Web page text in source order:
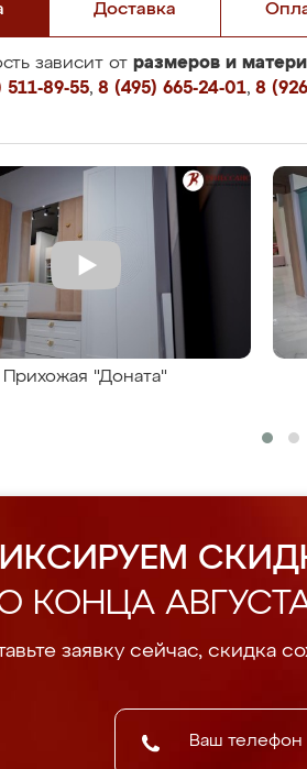
Доставка
зависит от размеров и
89-55, 8 (495) 665-24-01, 8
Прихожая "Доната"
КОНЦА
заявку сейчас, скидка